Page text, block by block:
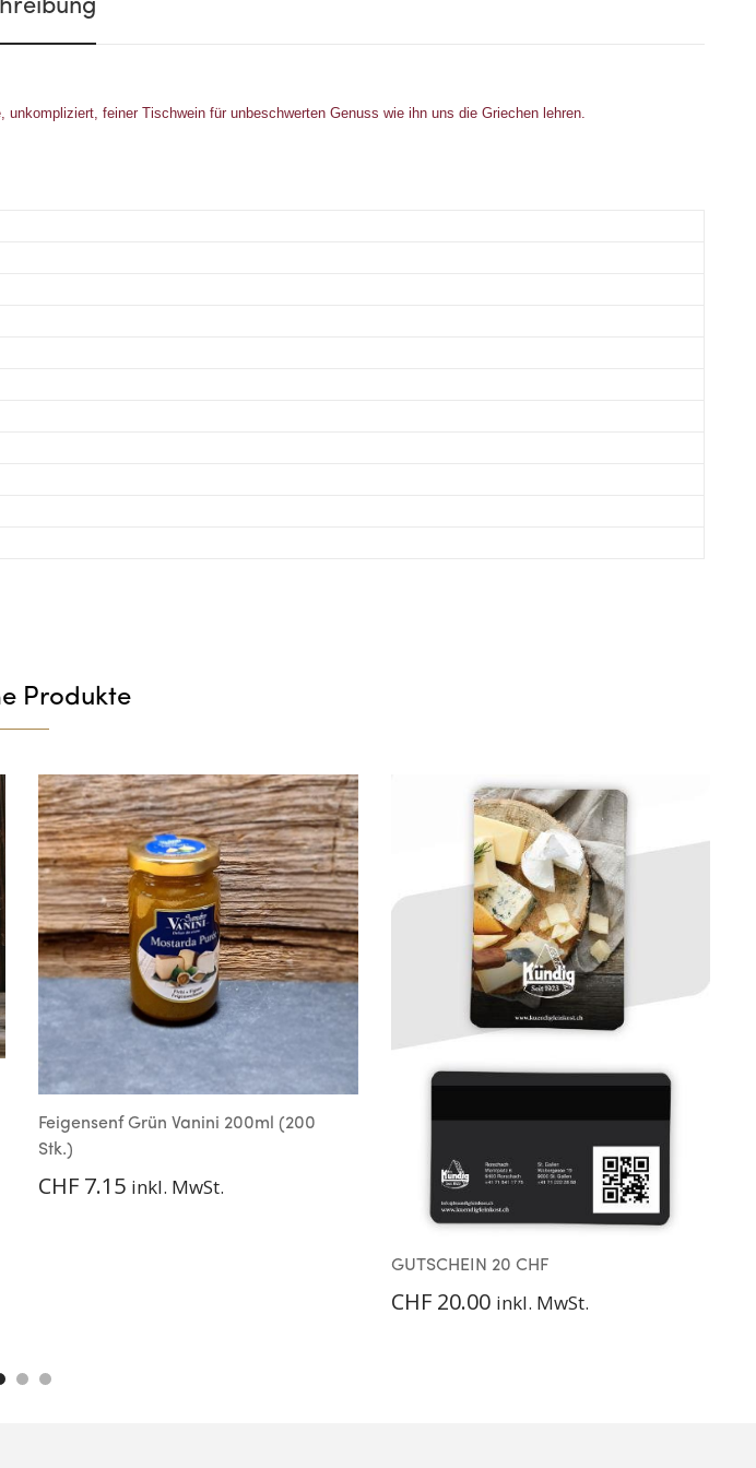
feiner Tischwein für unbeschwerten Genuss wie ihn uns die Griechen lehren.
Produkte
Feigensenf Grün Vanini 200ml (200
Stk.)
CHF 7.15 inkl. MwSt.
GUTSCHEIN 20 CHF
CHF20.00 inkl. MwSt.